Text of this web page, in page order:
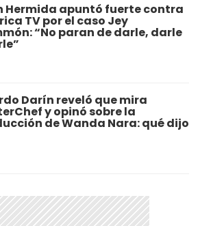
Hermida apuntó fuerte contra
TV por el caso Jey
“No paran de darle, darle
Darín reveló que mira
y opinó sobre la
de Wanda Nara: qué dijo